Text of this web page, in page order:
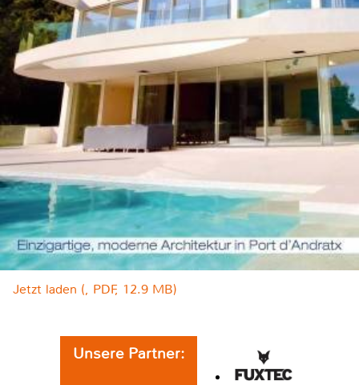
Jetzt laden (, PDF, 12.9 MB)
Unsere Partner: